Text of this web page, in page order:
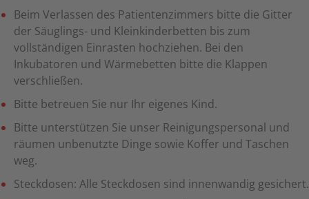
Beim Verlassen des Patientenzimmers bitte die Gitter
der Säuglings- und Kleinkinderbetten bis zum
vollständigen Einrasten hochziehen. Bei den
Inkubatoren und Wärmebetten bitte die Klappen
verschließen.
Bitte betreuen Sie nur Ihr eigenes Kind.
Bitte unterstützen Sie unser Reinigungspersonal und
räumen unbenutzte Dinge sowie Koffer und Taschen
weg.
Steckdosen: Alle Steckdosen sind innenwandig gesichert.